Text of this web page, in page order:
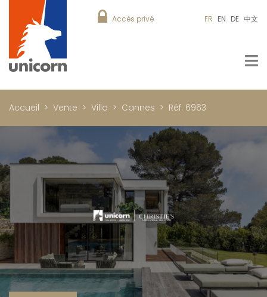
Accès privé FR EN DE 中文
Accueil Vente Villa Cannes Réf. 6963